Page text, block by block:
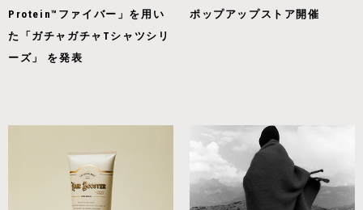
Protein™ファイバー」を用い
た「ガチャガチャTシャツシリ
ーズ」 を発表
ポップアップストア開催